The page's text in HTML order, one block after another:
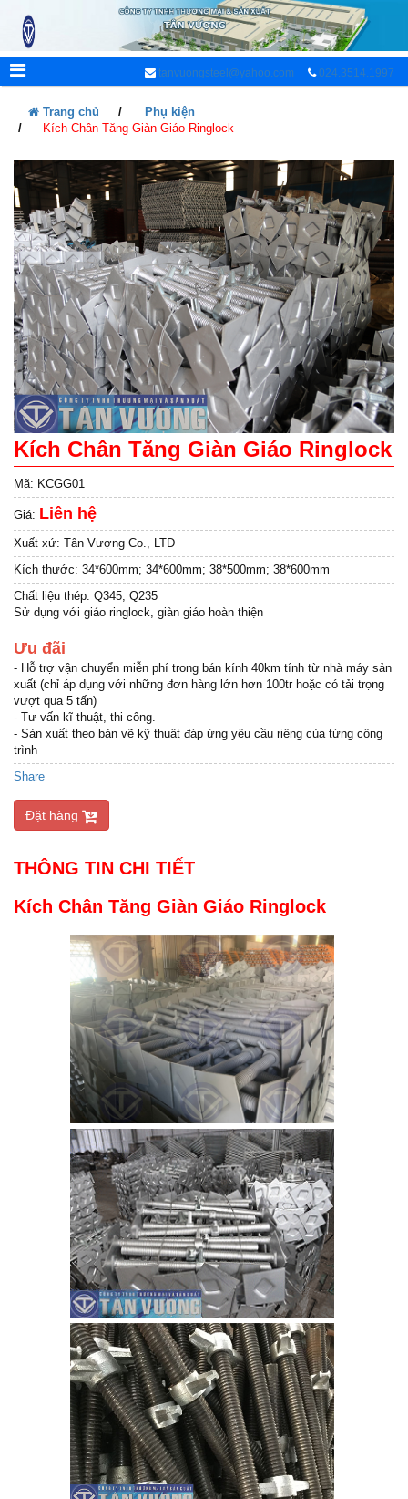
024.3514.1997
tanvuongsteel@yahoo.com
Trang chủ
Phụ kiện
Kích Chân Tăng Giàn Giáo Ringlock
Kích Chân Tăng Giàn Giáo Ringlock
Mã: KCGG01
Giá: Liên hệ
Xuất xứ: Tân Vượng Co., LTD
Kích thước: 34*600mm; 34*600mm; 38*500mm; 38*600mm
Chất liệu thép: Q345, Q235
Sử dụng với giáo ringlock, giàn giáo hoàn thiện
Ưu đãi
- Hỗ trợ vận chuyển miễn phí trong bán kính 40km tính từ nhà máy sản
xuất (chỉ áp dụng với những đơn hàng lớn hơn 100tr hoặc có tải trọng
vượt qua 5 tấn)
- Tư vấn kĩ thuật, thi công.
- Sản xuất theo bản vẽ kỹ thuật đáp ứng yêu cầu riêng của từng công
trình
Share
Đặt hàng
THÔNG TIN CHI TIẾT
Kích Chân Tăng Giàn Giáo Ringlock